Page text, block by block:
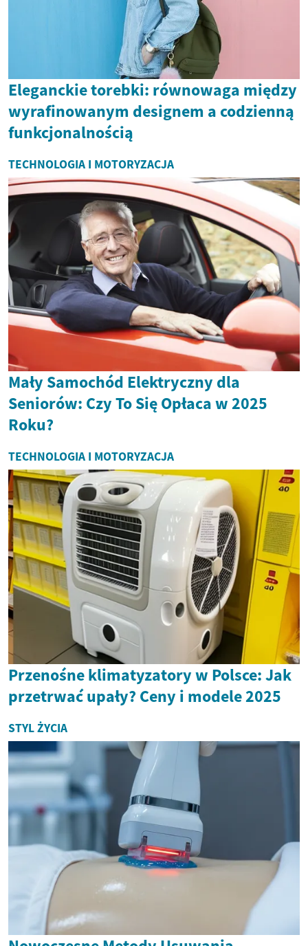
Eleganckie torebki: równowaga między
wyrafinowanym designem a codzienną
funkcjonalnością
TECHNOLOGIA I MOTORYZACJA
Mały Samochód Elektryczny dla
Seniorów: Czy To Się Opłaca w 2025
Roku?
TECHNOLOGIA I MOTORYZACJA
Przenośne klimatyzatory w Polsce: Jak
przetrwać upały? Ceny i modele 2025
STYL ŻYCIA